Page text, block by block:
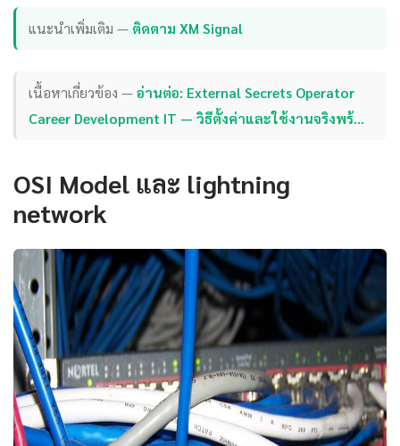
แนะนำเพิ่มเติม — ติดตาม XM Signal
เนื้อหาเกี่ยวข้อง —อ่านต่อ: External Secrets Operator
Career Development IT — วิธีตั้งค่าและใช้งานจริงพร้…
OSI Model และ lightning
network